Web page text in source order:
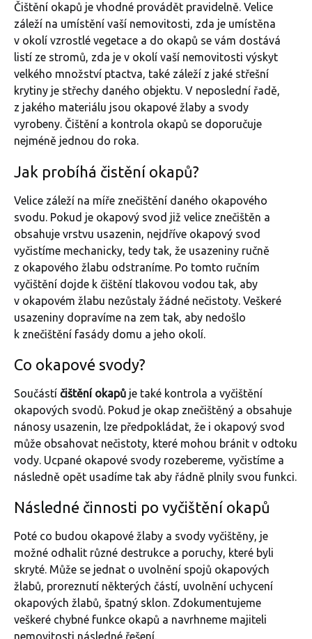
Čištění okapů je vhodné provádět pravidelně. Velice
záleží na umístění vaší nemovitosti, zda je umístěna
v okolí vzrostlé vegetace a do okapů se vám dostává
listí ze stromů, zda je v okolí vaší nemovitosti výskyt
velkého množství ptactva, také záleží z jaké střešní
krytiny je střechy daného objektu. V neposlední řadě,
z jakého materiálu jsou okapové žlaby a svody
vyrobeny. Čištění a kontrola okapů se doporučuje
nejméně jednou do roka.
Jak probíhá čistění okapů?
Velice záleží na míře znečištění daného okapového
svodu. Pokud je okapový svod již velice znečištěn a
obsahuje vrstvu usazenin, nejdříve okapový svod
vyčistíme mechanicky, tedy tak, že usazeniny ručně
z okapového žlabu odstraníme. Po tomto ručním
vyčištění dojde k čištění tlakovou vodou tak, aby
v okapovém žlabu nezůstaly žádné nečistoty. Veškeré
usazeniny dopravíme na zem tak, aby nedošlo
k znečištění fasády domu a jeho okolí.
Co okapové svody?
Součástí čištění okapů je také kontrola a vyčištění
okapových svodů. Pokud je okap znečištěný a obsahuje
nánosy usazenin, lze předpokládat, že i okapový svod
může obsahovat nečistoty, které mohou bránit v odtoku
vody. Ucpané okapové svody rozebereme, vyčistíme a
následně opět usadíme tak aby řádně plnily svou funkci.
Následné činnosti po vyčištění okapů
Poté co budou okapové žlaby a svody vyčištěny, je
možné odhalit různé destrukce a poruchy, které byli
skryté. Může se jednat o uvolnění spojů okapových
žlabů, proreznutí některých částí, uvolnění uchycení
okapových žlabů, špatný sklon. Zdokumentujeme
veškeré chybné funkce okapů a navrhneme majiteli
nemovitosti následné řešení.